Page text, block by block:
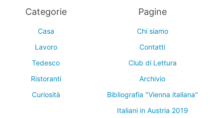
Categorie
Casa
Lavoro
Tedesco
Ristoranti
Curiosità
Pagine
Chi siamo
Contatti
Club di Lettura
Archivio
Bibliografia "Vienna italiana"
Italiani in Austria 2019